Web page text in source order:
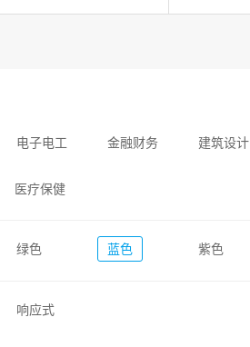
电子电工 金融财务 建筑设计
医疗保健
绿色 蓝色 紫色
响应式